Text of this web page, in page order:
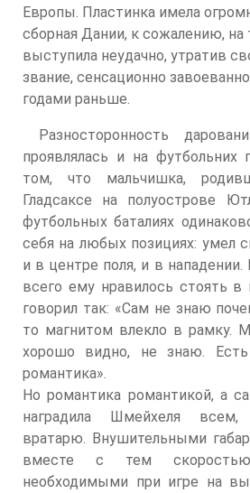
Европы. Пластинка имела
сборная Дании, к сожалению, на
выступила неудачно, утратив
звание, сенсационно
годами раньше.
Разносторонность
проявлялась и на футбольних
том, что мальчишка,
Гладсаксе на полуострове
футбольных баталиях
себя на любых позициях: умел
и в центре поля, и в
всего ему нравилось стоять
говорил так: «Сам не знаю
то магнитом влекло в рамку.
хорошо видно, не знаю.
романтика».
Но романтика романтикой, а
наградила Шмейхеля всем,
вратарю. Внушительными
вместе с тем
необходимыми при игре на